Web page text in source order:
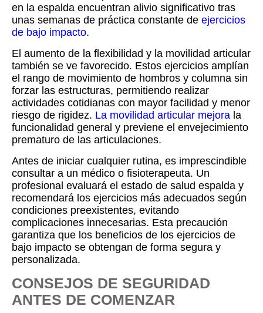
en la espalda encuentran alivio significativo tras
unas semanas de práctica constante de ejercicios
de bajo impacto.
El aumento de la flexibilidad y la movilidad articular
también se ve favorecido. Estos ejercicios amplían
el rango de movimiento de hombros y columna sin
forzar las estructuras, permitiendo realizar
actividades cotidianas con mayor facilidad y menor
riesgo de rigidez. La movilidad articular mejora la
funcionalidad general y previene el envejecimiento
prematuro de las articulaciones.
Antes de iniciar cualquier rutina, es imprescindible
consultar a un médico o fisioterapeuta. Un
profesional evaluará el estado de salud espalda y
recomendará los ejercicios más adecuados según
condiciones preexistentes, evitando
complicaciones innecesarias. Esta precaución
garantiza que los beneficios de los ejercicios de
bajo impacto se obtengan de forma segura y
personalizada.
CONSEJOS DE SEGURIDAD
ANTES DE COMENZAR